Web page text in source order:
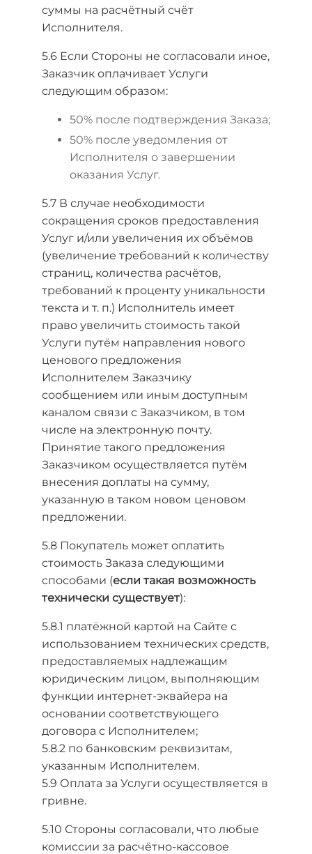
суммы на расчётный счёт
Исполнителя.
5.6 Если Стороны не согласовали иное,
Заказчик оплачивает Услуги
следующим образом:
50% после подтверждения Заказа;
50% после уведомления от
Исполнителя о завершении
оказания Услуг.
5.7 В случае необходимости
сокращения сроков предоставления
Услуг и/или увеличения их объёмов
(увеличение требований к количеству
страниц, количества расчётов,
требований к проценту уникальности
текста и т. п.) Исполнитель имеет
право увеличить стоимость такой
Услуги путём направления нового
ценового предложения
Исполнителем Заказчику
сообщением или иным доступным
каналом связи с Заказчиком, в том
числе на электронную почту.
Принятие такого предложения
Заказчиком осуществляется путём
внесения доплаты на сумму,
указанную в таком новом ценовом
предложении.
5.8 Покупатель может оплатить
стоимость Заказа следующими
способами (если такая возможность
технически существует):
5.8.1 платёжной картой на Сайте с
использованием технических средств,
предоставляемых надлежащим
юридическим лицом, выполняющим
функции интернет-эквайера на
основании соответствующего
договора с Исполнителем;
5.8.2 по банковским реквизитам,
указанным Исполнителем.
5.9 Оплата за Услуги осуществляется в
гривне.
5.10 Стороны согласовали, что любые
комиссии за расчётно-кассовое